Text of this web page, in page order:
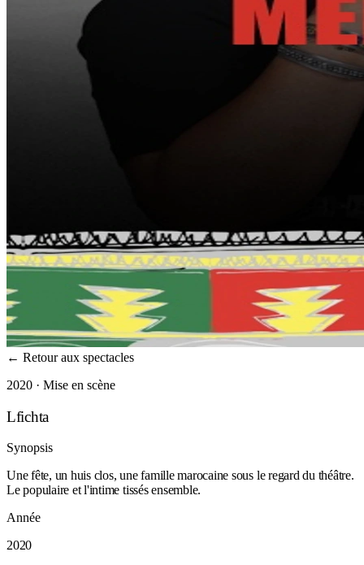
← Retour aux spectacles
2020 · Mise en scène
Lfichta
Synopsis
Une fête, un huis clos, une famille marocaine sous le regard du théâtre.
Le populaire et l'intime tissés ensemble.
Année
2020